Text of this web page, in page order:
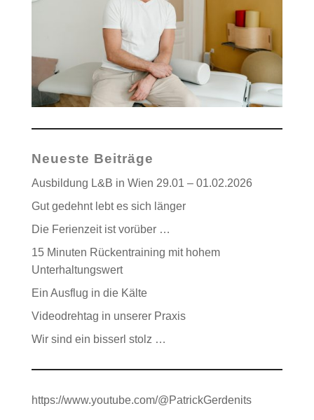
Neueste Beiträge
Ausbildung L&B in Wien 29.01 – 01.02.2026
Gut gedehnt lebt es sich länger
Die Ferienzeit ist vorüber …
15 Minuten Rückentraining mit hohem
Unterhaltungswert
Ein Ausflug in die Kälte
Videodrehtag in unserer Praxis
Wir sind ein bisserl stolz …
https://www.youtube.com/@PatrickGerdenits